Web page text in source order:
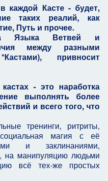
каждой Касте - будет,
таких реалий, как
Путь и прочее.
Языка Ветвей и
между разными
привносит
- это наработка
выполнять более
и всего того, что
тренинги, ритриты,
магия с её
и заклинаниями,
на манипуляцию людьми
всё тех-же простых